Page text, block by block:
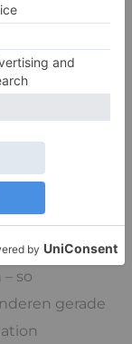
sowohl
Im
und mit
optimiert,
steigen
BPS
der
so
gerade